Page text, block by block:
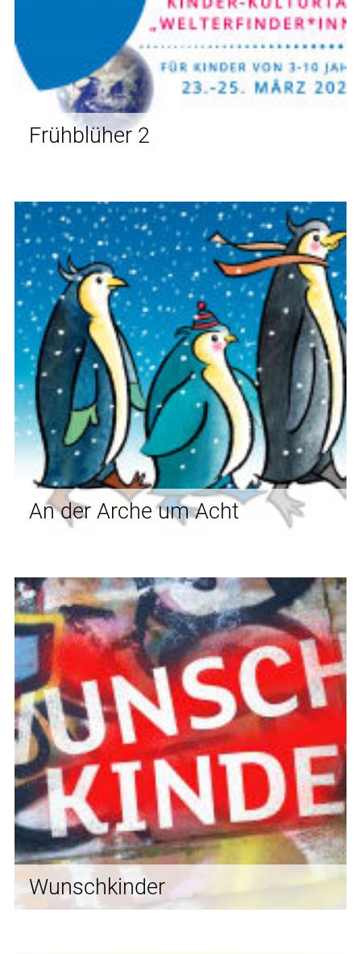
Frühblüher 2
An der Arche um Acht
Wunschkinder